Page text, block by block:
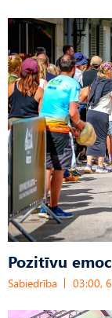
Pozitīvu
Sabiedrība 03:00,